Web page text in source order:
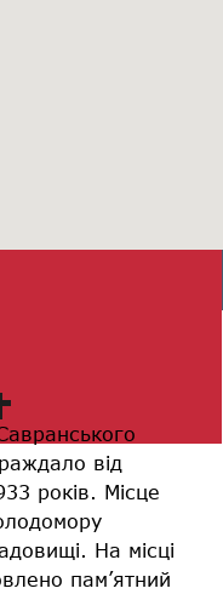
від
років. Місце
На місці
пам’ятний